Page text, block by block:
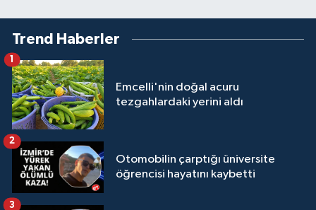
Trend Haberler
Emcelli'nin doğal acuru
tezgahlardaki yerini aldı
1
Otomobilin çarptığı üniversite
öğrencisi hayatını kaybetti
2
3